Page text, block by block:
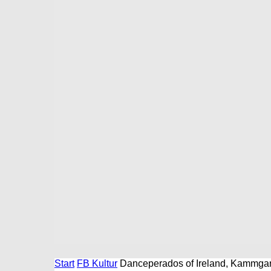
Start FB Kultur Danceperados of Ireland,